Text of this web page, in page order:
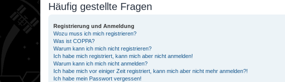
Häufig gestellte Fragen
Registrierung und Anmeldung
Wozu muss ich mich registrieren?
Was ist COPPA?
Warum kann ich mich nicht registrieren?
Ich habe mich registriert, kann mich aber nicht anmelden!
Warum kann ich mich nicht anmelden?
Ich habe mich vor einiger Zeit registriert, kann mich aber nicht mehr anmelden?!
Ich habe mein Passwort vergessen!